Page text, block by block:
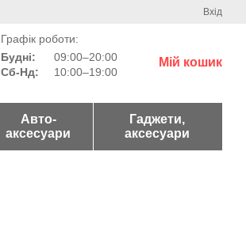
Вхід
Графік роботи:
Будні:
09:00–20:00
Сб-Нд:
10:00–19:00
Мій кошик
Авто-
аксесуари
Гаджети,
аксесуари